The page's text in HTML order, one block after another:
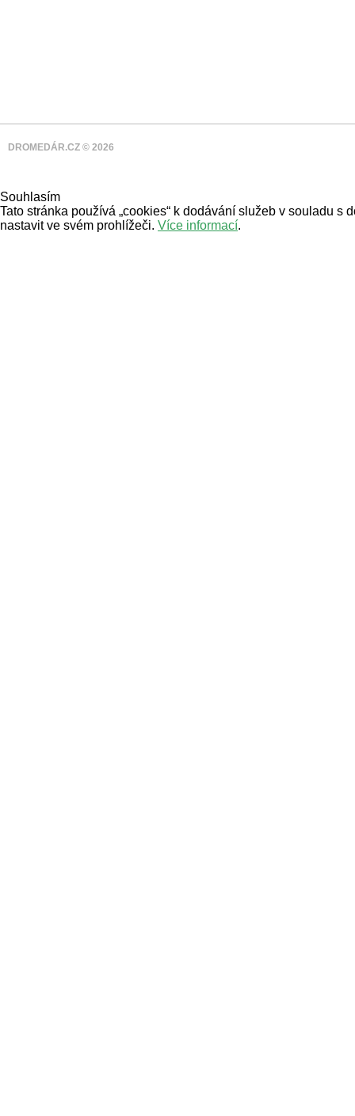
DROMEDÁR.CZ © 2026
Souhlasím
Tato stránka používá „cookies“ k dodávání služeb v souladu s
nastavit ve svém prohlížeči. Více informací.